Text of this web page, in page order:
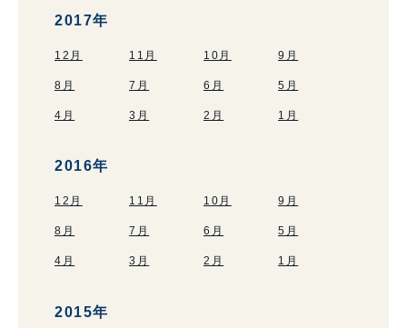
2017年
12月 11月 10月 9月
8月 7月 6月 5月
4月 3月 2月 1月
2016年
12月 11月 10月 9月
8月 7月 6月 5月
4月 3月 2月 1月
2015年